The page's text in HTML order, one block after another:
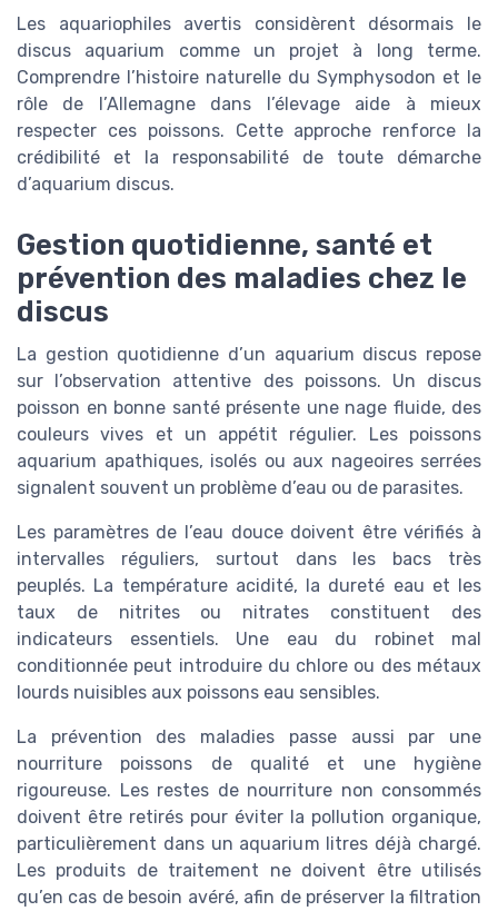
Les aquariophiles avertis considèrent désormais le
discus aquarium comme un projet à long terme.
Comprendre l’histoire naturelle du Symphysodon et le
rôle de l’Allemagne dans l’élevage aide à mieux
respecter ces poissons. Cette approche renforce la
crédibilité et la responsabilité de toute démarche
d’aquarium discus.
Gestion quotidienne, santé et
prévention des maladies chez le
discus
La gestion quotidienne d’un aquarium discus repose
sur l’observation attentive des poissons. Un discus
poisson en bonne santé présente une nage fluide, des
couleurs vives et un appétit régulier. Les poissons
aquarium apathiques, isolés ou aux nageoires serrées
signalent souvent un problème d’eau ou de parasites.
Les paramètres de l’eau douce doivent être vérifiés à
intervalles réguliers, surtout dans les bacs très
peuplés. La température acidité, la dureté eau et les
taux de nitrites ou nitrates constituent des
indicateurs essentiels. Une eau du robinet mal
conditionnée peut introduire du chlore ou des métaux
lourds nuisibles aux poissons eau sensibles.
La prévention des maladies passe aussi par une
nourriture poissons de qualité et une hygiène
rigoureuse. Les restes de nourriture non consommés
doivent être retirés pour éviter la pollution organique,
particulièrement dans un aquarium litres déjà chargé.
Les produits de traitement ne doivent être utilisés
qu’en cas de besoin avéré, afin de préserver la filtration